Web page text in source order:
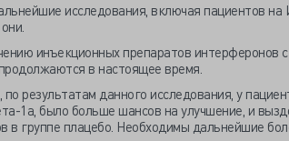
исследования, включая пациентов
инъекционных препаратов интерферонов
в настоящее время.
по результатам данного исследования, у
1а, было больше шансов на улучшение, и
в группе плацебо. Необходимы дальнейшие